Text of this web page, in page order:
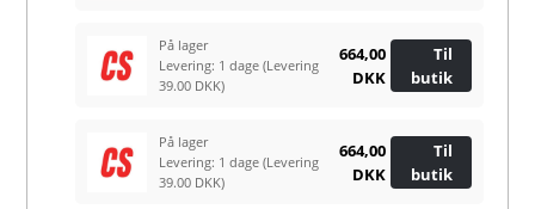
På lager
Levering: 1 dage(Levering
39.00 DKK)
664,00
DKK
Til
butik
På lager
Levering: 1 dage(Levering
39.00 DKK)
664,00
DKK
Til
butik